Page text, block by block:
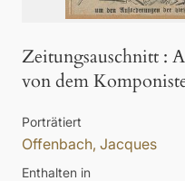
Zeitungsauschnitt :
von dem
Porträtiert
Offenbach, Jacques
Enthalten in